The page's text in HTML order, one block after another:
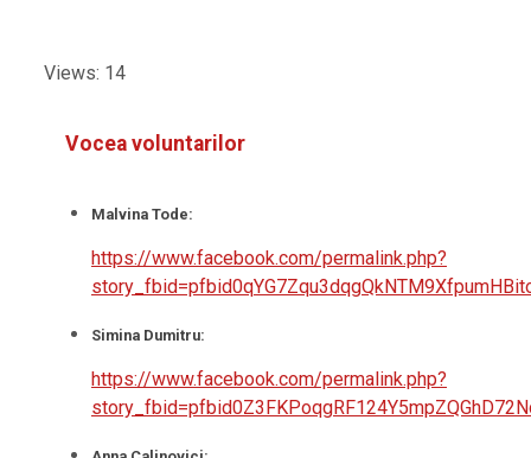
Views: 14
Vocea voluntarilor
Malvina Tode:
https://www.facebook.com/permalink.php?
Simina Dumitru:
https://www.facebook.com/permalink.php?